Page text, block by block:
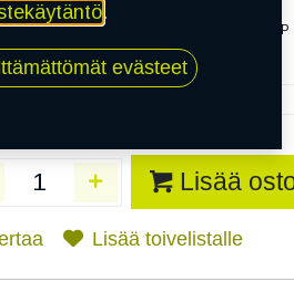
95W DYNAMO STREET-H MU02 XL FP
Lisää
Lisää toivelistalle
.
evästeet